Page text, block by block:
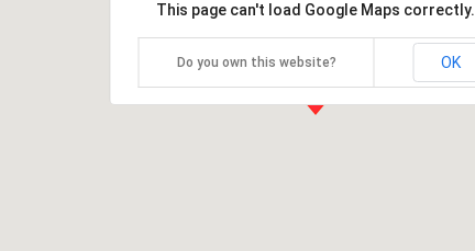
This page can't load Google Maps correctly.
Do you own this website? OK